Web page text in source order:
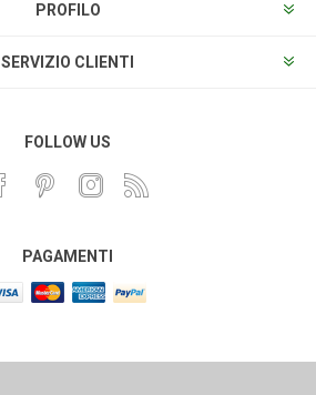
PROFILO
SERVIZIO CLIENTI
FOLLOW US
PAGAMENTI